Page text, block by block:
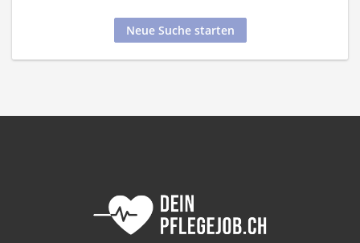
Neue Suche starten